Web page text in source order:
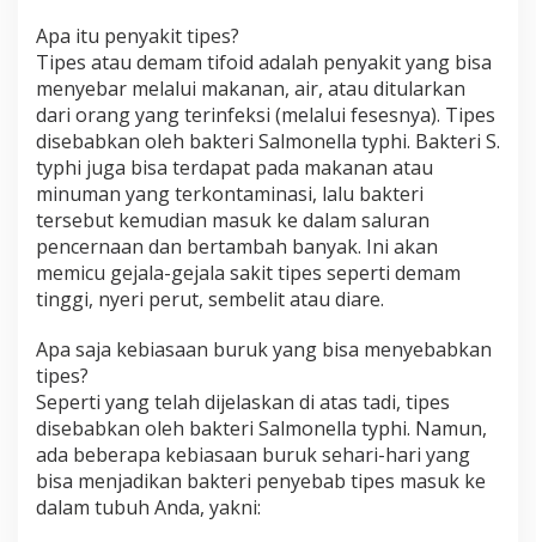
Apa itu penyakit tipes?
Tipes atau demam tifoid adalah penyakit yang bisa
menyebar melalui makanan, air, atau ditularkan
dari orang yang terinfeksi (melalui fesesnya). Tipes
disebabkan oleh bakteri Salmonella typhi. Bakteri S.
typhi juga bisa terdapat pada makanan atau
minuman yang terkontaminasi, lalu bakteri
tersebut kemudian masuk ke dalam saluran
pencernaan dan bertambah banyak. Ini akan
memicu gejala-gejala sakit tipes seperti demam
tinggi, nyeri perut, sembelit atau diare.
Apa saja kebiasaan buruk yang bisa menyebabkan
tipes?
Seperti yang telah dijelaskan di atas tadi, tipes
disebabkan oleh bakteri Salmonella typhi. Namun,
ada beberapa kebiasaan buruk sehari-hari yang
bisa menjadikan bakteri penyebab tipes masuk ke
dalam tubuh Anda, yakni: